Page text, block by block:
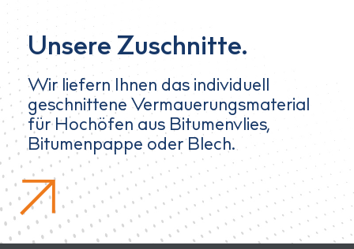
Unsere Zuschnitte.
Wir liefern Ihnen das individuell
geschnittene Vermauerungsmaterial
für Hochöfen aus Bitumenvlies,
Bitumenpappe oder Blech.